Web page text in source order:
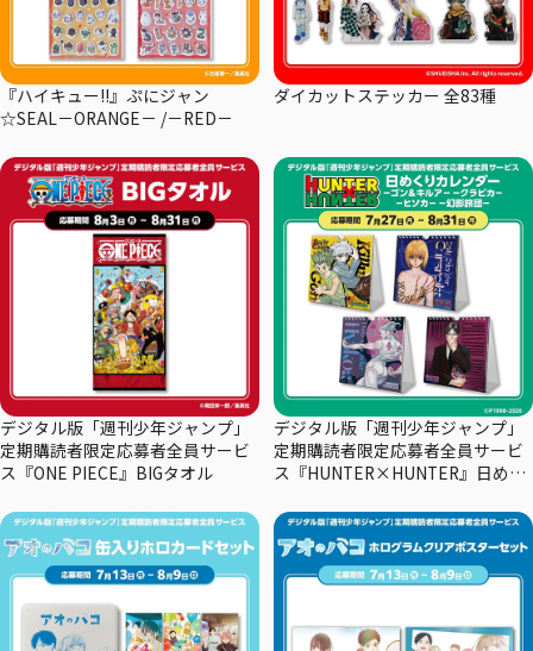
『ハイキュー!!』ぷにジャン
☆SEAL－ORANGE－ /－RED－
ダイカットステッカー 全83種
デジタル版「週刊少年ジャンプ」
定期購読者限定応募者全員サービ
ス『ONE PIECE』BIGタオル
デジタル版「週刊少年ジャンプ」
定期購読者限定応募者全員サービ
ス『HUNTER×HUNTER』日めく